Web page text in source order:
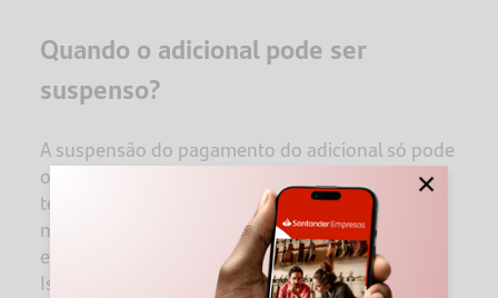
Quando o adicional pode ser
suspenso?
A suspensão do pagamento do adicional só pode
ocorrer quando for comprovado, por laudo
técnico atualizado, que os EPIs ou demais
medidas de controle foram eficazes na
eliminação ou neutralização da insalubridade.
Isso significa que a empresa precisa comprovar:
×